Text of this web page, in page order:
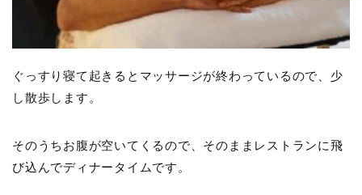
ぐっすり寝て起きるとマッサージが終わっているので、少
し散歩します。
そのうちお腹が空いてくるので、そのままレストランに飛
び込んでディナータイムです。